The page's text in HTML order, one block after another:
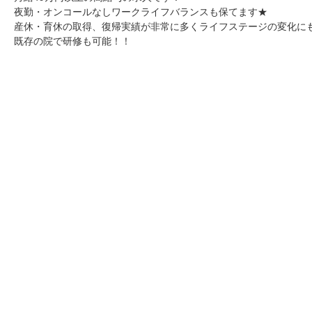
夜勤・オンコールなしワークライフバランスも保てます★
産休・育休の取得、復帰実績が非常に多くライフステージの変化
既存の院で研修も可能！！